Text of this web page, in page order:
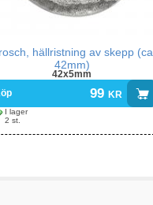
hällristning av skepp (ca
42mm)
42x5mm
99 kr
I lager
2 st.